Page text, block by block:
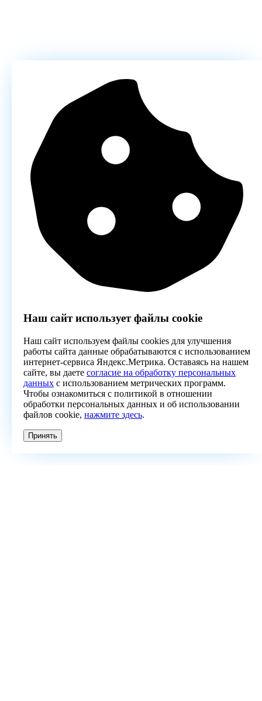
Наш сайт использует файлы cookie
Наш сайт используем файлы cookies для улучшения
работы сайта данные обрабатываются с использованием
интернет-сервиса Яндекс.Метрика. Оставаясь на нашем
сайте, вы даете согласие на обработку персональных
данных с использованием метрических программ.
Чтобы ознакомиться с политикой в отношении
обработки персональных данных и об использовании
файлов cookie, нажмите здесь.
Принять